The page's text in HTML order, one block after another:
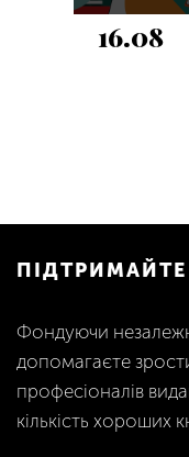
16.08
Фондуючи
допомагаєте
професіоналів
кількість хороших